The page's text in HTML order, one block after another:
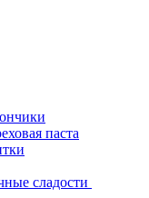
паста
сладости